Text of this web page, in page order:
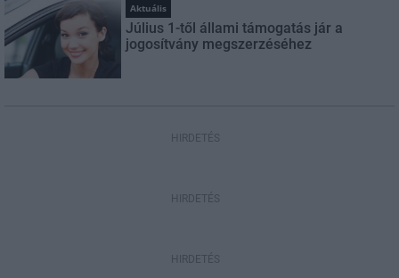
Aktuális
Július 1-től állami támogatás jár a
jogosítvány megszerzéséhez
HIRDETÉS
HIRDETÉS
HIRDETÉS